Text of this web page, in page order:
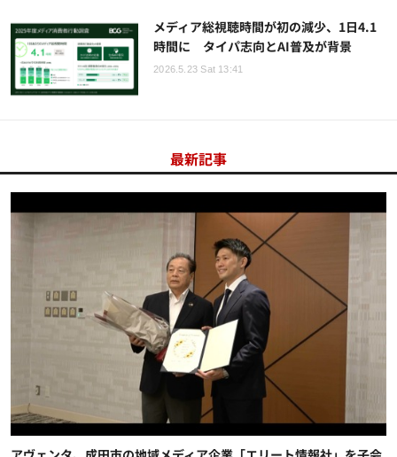
メディア総視聴時間が初の減少、1日4.1
時間に タイパ志向とAI普及が背景
2026.5.23 Sat 13:41
最新記事